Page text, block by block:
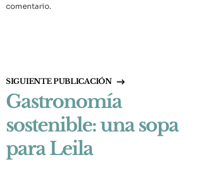
comentario.
SIGUIENTE PUBLICACIÓN
Gastronomía
sostenible: una sopa
para Leila